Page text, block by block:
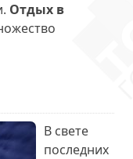
Отдых в
В свете
последних